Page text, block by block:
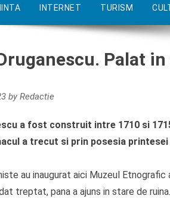
INTERNET TURISM
Palat
by Redactie
a fost construit intre 1710 si
a trecut si prin posesia
au inaugurat aici Muzeul Etnografic
treptat, pana a ajuns in stare de ruina.